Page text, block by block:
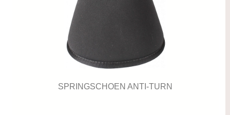
SPRINGSCHOEN ANTI-TURN